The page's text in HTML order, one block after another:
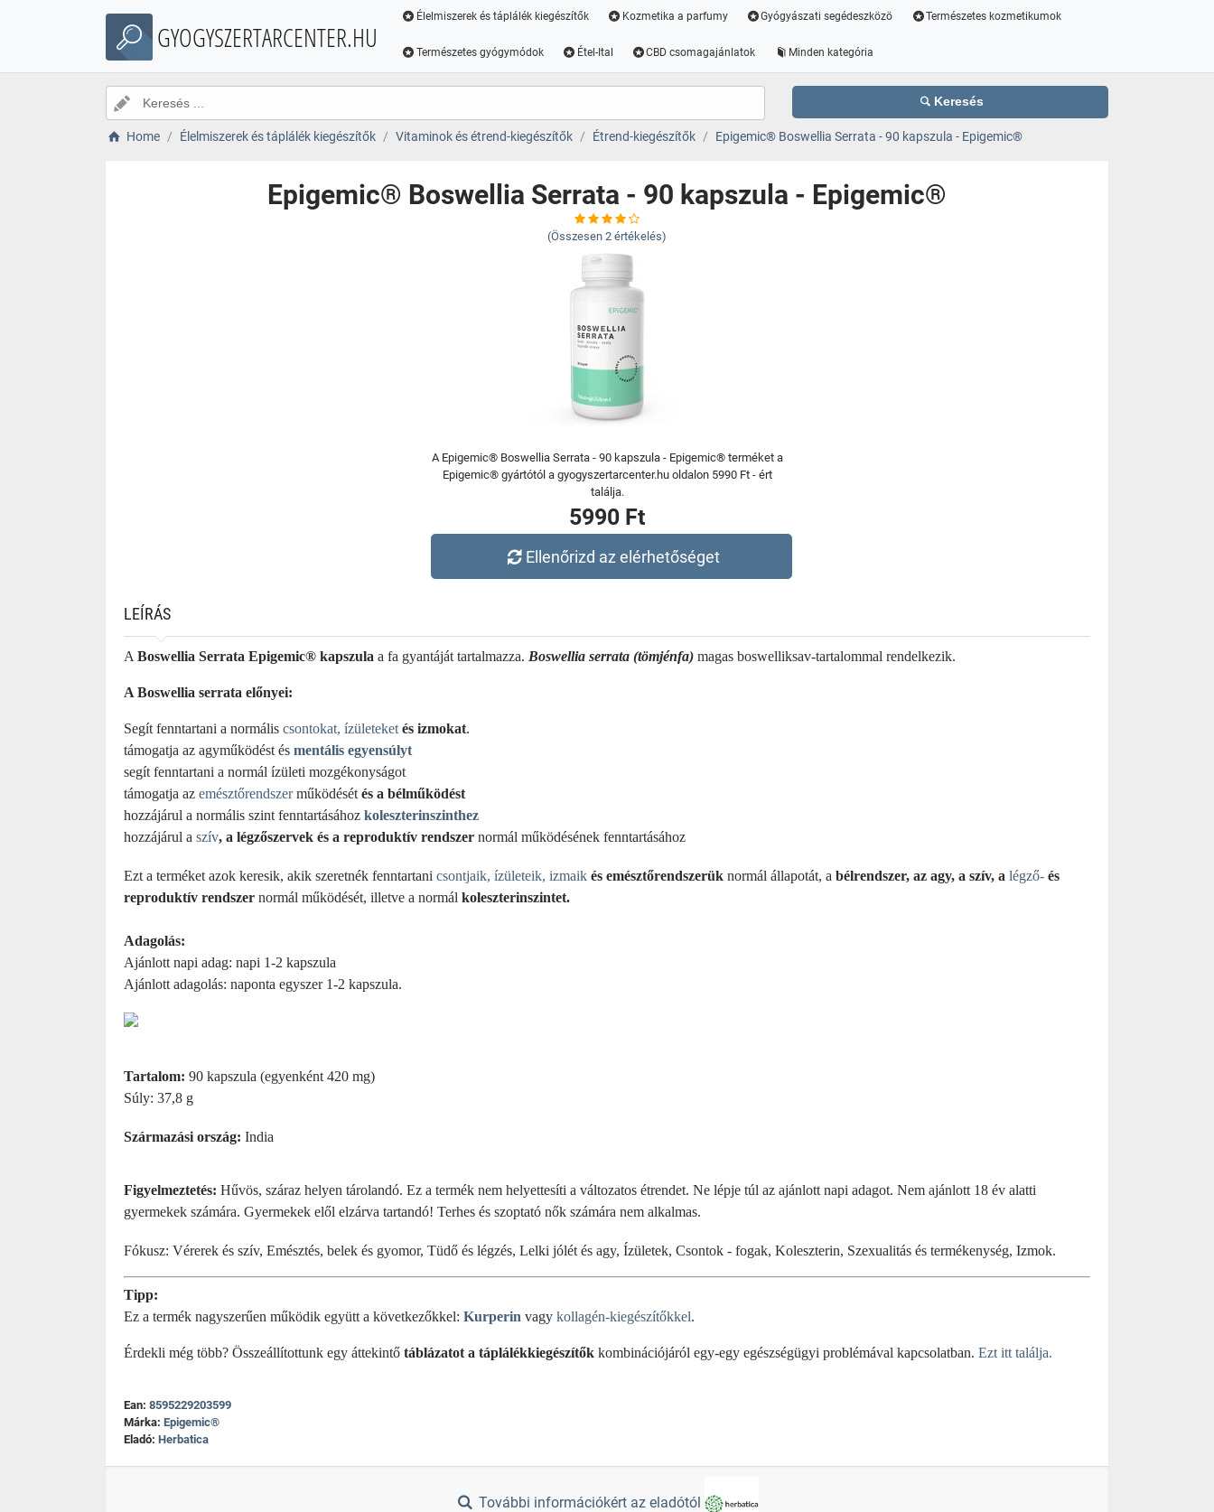
GYOGYSZERTARCENTER.HU
Élelmiszerek és táplálék kiegészítők Kozmetika a parfumy Gyógyászati segédeszközö Természetes kozmetikumok
Természetes gyógymódok Étel-Ital CBD csomagajánlatok Minden kategória
Keresés
Home Élelmiszerek és táplálék kiegészítők Vitaminok és étrend-kiegészítők Étrend-kiegészítők Epigemic® Boswellia Serrata - 90 kapszula - Epigemic®
Epigemic® Boswellia Serrata - 90 kapszula - Epigemic®
(Összesen 2 értékelés)
A Epigemic® Boswellia Serrata - 90 kapszula - Epigemic® terméket a
Epigemic® gyártótól a gyogyszertarcenter.hu oldalon 5990 Ft - ért
találja.
5990 Ft
Ellenőrizd az elérhetőséget
LEÍRÁS
A Boswellia Serrata Epigemic® kapszula a fa gyantáját tartalmazza. Boswellia serrata (tömjénfa) magas boswelliksav-tartalommal rendelkezik.
A Boswellia serrata előnyei:
Segít fenntartani a normális csontokat, ízületeket és izmokat.
támogatja az agyműködést és mentális egyensúlyt
segít fenntartani a normál ízületi mozgékonyságot
támogatja az emésztőrendszerműködését és a bélműködést
hozzájárul a normális szint fenntartásához koleszterinszinthez
hozzájárul a szív, a légzőszervek és a reproduktív rendszer normál működésének fenntartásához
Ezt a terméket azok keresik, akik szeretnék fenntartani csontjaik, ízületeik, izmaik és emésztőrendszerük normál állapotát, a bélrendszer, az agy, a szív, a légző- és
reproduktív rendszer normál működését, illetve a normál koleszterinszintet.
Adagolás:
Ajánlott napi adag: napi 1-2 kapszula
Ajánlott adagolás: naponta egyszer 1-2 kapszula.
Tartalom: 90 kapszula (egyenként 420 mg)
Súly: 37,8 g
Származási ország: India
Figyelmeztetés: Hűvös, száraz helyen tárolandó. Ez a termék nem helyettesíti a változatos étrendet. Ne lépje túl az ajánlott napi adagot. Nem ajánlott 18 év alatti
gyermekek számára. Gyermekek elől elzárva tartandó! Terhes és szoptató nők számára nem alkalmas.
Fókusz: Vérerek és szív, Emésztés, belek és gyomor, Tüdő és légzés, Lelki jólét és agy, Ízületek, Csontok - fogak, Koleszterin, Szexualitás és termékenység, Izmok.
Tipp:
Ez a termék nagyszerűen működik együtt a következőkkel: Kurperin vagy kollagén-kiegészítőkkel.
Érdekli még több? Összeállítottunk egy áttekintő táblázatot a táplálékkiegészítők kombinációjáról egy-egy egészségügyi problémával kapcsolatban. Ezt itt találja.
Ean: 8595229203599
Márka: Epigemic®
Eladó: Herbatica
További információkért az eladótól